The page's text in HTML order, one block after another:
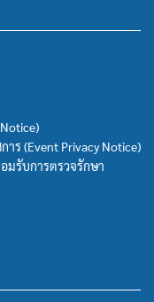
ร (Event Privacy Notice)
มรับการตรวจรักษา